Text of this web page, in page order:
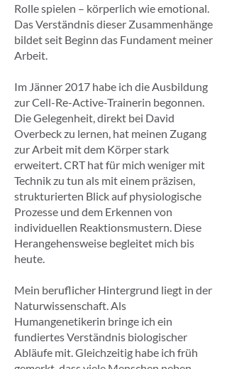
Rolle spielen – körperlich wie emotional.
Das Verständnis dieser Zusammenhänge
bildet seit Beginn das Fundament meiner
Arbeit.
Im Jänner 2017 habe ich die Ausbildung
zur Cell-Re-Active-Trainerin begonnen.
Die Gelegenheit, direkt bei David
Overbeck zu lernen, hat meinen Zugang
zur Arbeit mit dem Körper stark
erweitert. CRT hat für mich weniger mit
Technik zu tun als mit einem präzisen,
strukturierten Blick auf physiologische
Prozesse und dem Erkennen von
individuellen Reaktionsmustern. Diese
Herangehensweise begleitet mich bis
heute.
Mein beruflicher Hintergrund liegt in der
Naturwissenschaft. Als
Humangenetikerin bringe ich ein
fundiertes Verständnis biologischer
Abläufe mit. Gleichzeitig habe ich früh